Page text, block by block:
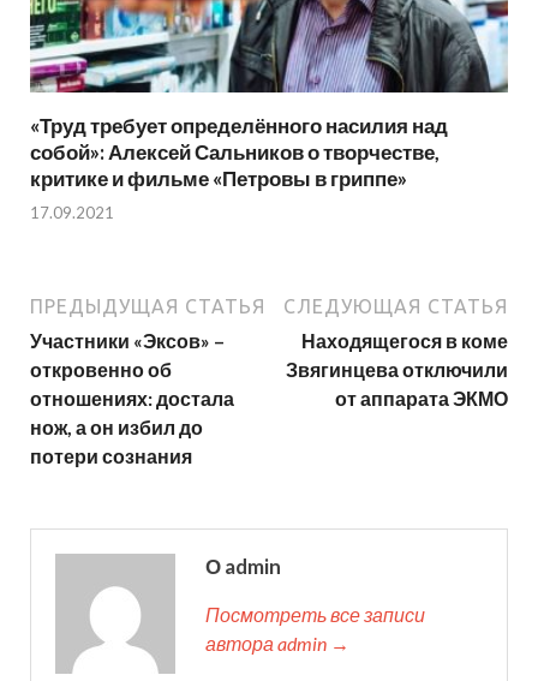
«Труд требует определённого насилия над
собой»: Алексей Сальников о творчестве,
критике и фильме «Петровы в гриппе»
17.09.2021
ПРЕДЫДУЩАЯ СТАТЬЯ
Участники «Эксов» –
откровенно об
отношениях: достала
нож, а он избил до
потери сознания
СЛЕДУЮЩАЯ СТАТЬЯ
Находящегося в коме
Звягинцева отключили
от аппарата ЭКМО
О admin
Посмотреть все записи
автора admin →